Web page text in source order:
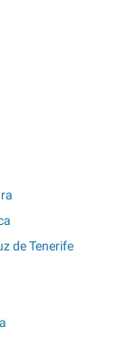
de Tenerife